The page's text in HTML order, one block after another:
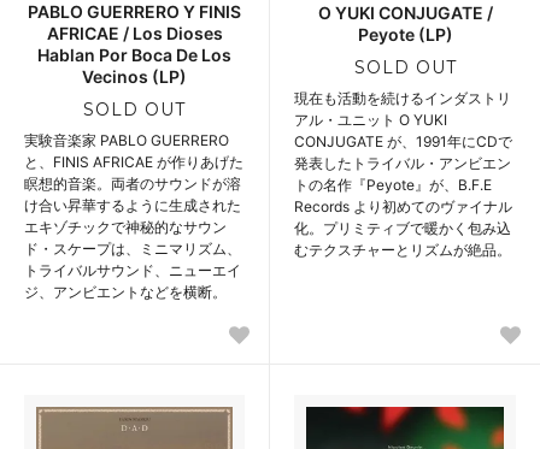
PABLO GUERRERO Y FINIS
AFRICAE / Los Dioses
Hablan Por Boca De Los
Vecinos (LP)
SOLD OUT
実験音楽家 PABLO GUERRERO
と、FINIS AFRICAE が作りあげた
瞑想的音楽。両者のサウンドが溶
け合い昇華するように生成された
エキゾチックで神秘的なサウン
ド・スケープは、ミニマリズム、
トライバルサウンド、ニューエイ
ジ、アンビエントなどを横断。
O YUKI CONJUGATE /
Peyote (LP)
SOLD OUT
現在も活動を続けるインダストリ
アル・ユニット O YUKI
CONJUGATE が、1991年にCDで
発表したトライバル・アンビエン
トの名作『Peyote』が、B.F.E
Records より初めてのヴァイナル
化。プリミティブで暖かく包み込
むテクスチャーとリズムが絶品。